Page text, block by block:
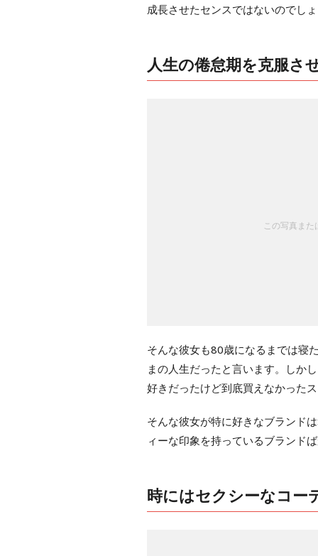
成長させたセンスではないのでし
人生の倦怠期を克服さ
この写真ま
そんな彼女も80歳になるまでは寝
まの人生だったと言います。しか
好きだったけど到底買えなかった
そんな彼女が特に好きなブランド
ィーな印象を持っているブランド
時にはセクシーなコー